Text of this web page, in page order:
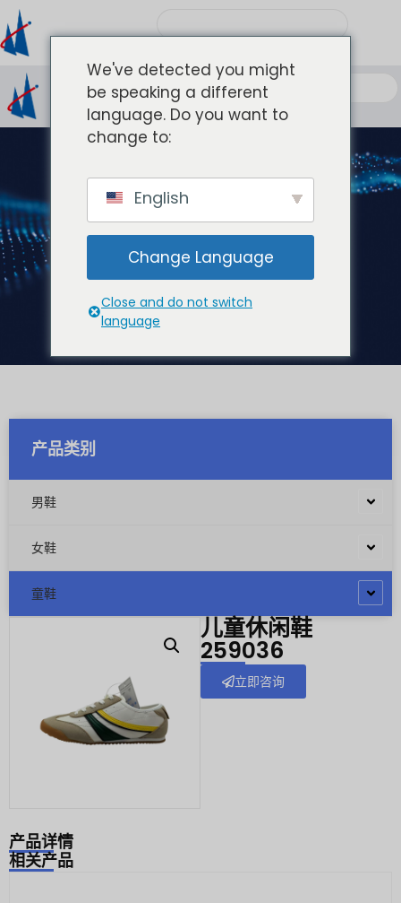
产品中心
产品类别
男鞋
女鞋
童鞋
儿童休闲鞋
259036
立即咨询
产品详情
相关产品
We've detected you might
be speaking a different
language. Do you want to
change to:
English
Change Language
Close and do not switch
language